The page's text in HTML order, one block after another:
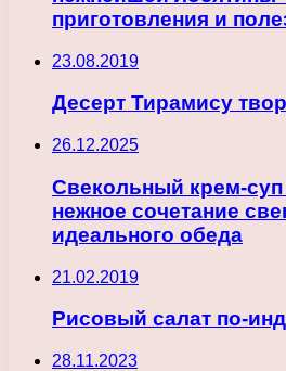
приготовления и
23.08.2019
Десерт Тирамису
26.12.2025
Свекольный крем-
нежное сочетание
идеального обеда
21.02.2019
Рисовый салат по-
28.11.2023